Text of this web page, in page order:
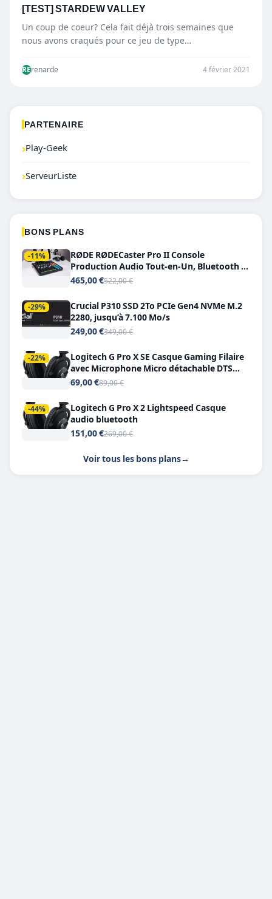
[TEST] STARDEW VALLEY
Un coup de coeur? Cela fait déjà trois semaines que
nous avons craqués pour ce jeu de type…
RErenarde 4 février 2021
PARTENAIRE
›Play-Geek
›ServeurListe
BONS PLANS
-11%
RØDE RØDECaster Pro II Console
Production Audio Tout-en-Un, Bluetooth et
Double USB-C
465,00 €522,00 €
-29%
Crucial P310 SSD 2To PCIe Gen4 NVMe M.2
2280, jusqu’à 7.100 Mo/s
249,00 €349,00 €
-22%
Logitech G Pro X SE Casque Gaming Filaire
avec Microphone Micro détachable DTS
Headphone X 7.1
69,00 €89,00 €
-44%
Logitech G Pro X 2 Lightspeed Casque
audio bluetooth
151,00 €269,00 €
Voir tous les bons plans→